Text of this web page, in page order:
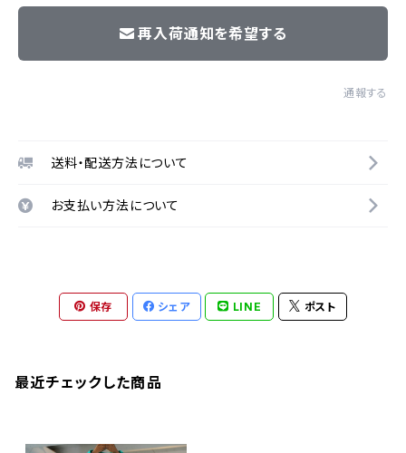
再入荷通知を希望する
通報する
送料・配送方法について
お支払い方法について
保存 シェア LINE ポスト
最近チェックした商品